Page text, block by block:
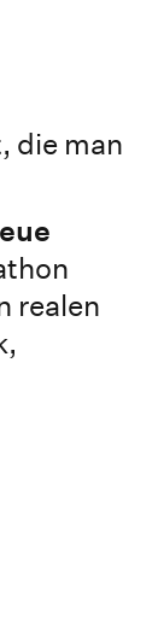
die man
realen